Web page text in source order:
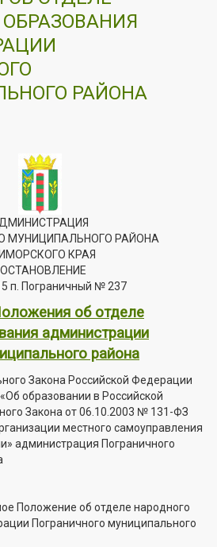
РАЙОНА
МУНИЦИПАЛЬНОГО РАЙОНА
КРАЯ
п. Пограничный № 237
об отделе
администрации
района
Закона Российской Федерации
образовании в Российской
Закона от 06.10.2003 № 131-ФЗ
местного самоуправления
администрация Пограничного
Положение об отделе народного
Пограничного муниципального